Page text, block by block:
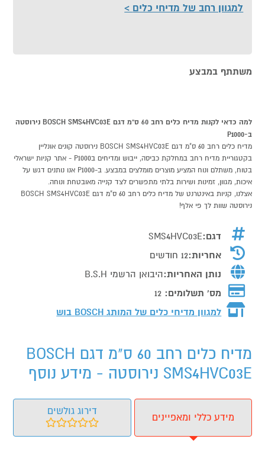
למגוון רחב של מדיחי כלים
משתתף במבצע
למה כדאי לקנות מדיח כלים רחב 60 ס"מ דגם BOSCH SMS4HVC03E נירוסטה
ב-P1000
מדיח כלים רחב 60 ס"מ דגם BOSCH SMS4HVC03E נירוסטה קונים אונליין
בקטגוריית מדיח רחב במחלקת כביסה, ייבוש ומדיחים בP1000 - אתר קניות ישראלי
בטוח, משתלם ונוח המציע מוצרים מומלצים במבצע. ב-P1000 אנו נותנים דגש על
איכות, מגוון, זמינות ושירות בלתי מתפשרים לצד קנייה מאובטחת ונוחה.
אצלנו, קניות באינטרנט של מדיח כלים רחב 60 ס"מ דגם BOSCH SMS4HVC03E
נירוסטה שוות לך פי אלף!
דגם:SMS4HVC03E
אחריות:12 חודשים
נותן האחריות:היבואן הרשמי B.S.H
מס' תשלומים: 12
למגוון מדיחי כלים של המותג BOSCH בוש
מדיח כלים רחב 60 ס"מ דגם BOSCH
SMS4HVC03E נירוסטה - מידע נוסף
מידע כללי ומאפיינים
דירוג גולשים